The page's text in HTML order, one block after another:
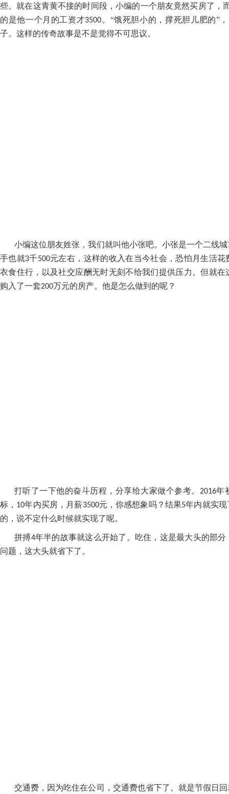
些。就在这青黄不接的时间段，小编的一个朋友竟然买房了，
的是他一个月的工资才3500。“饿死胆小的，撑死胆儿肥的”
子。这样的传奇故事是不是觉得不可思议。
小编这位朋友姓张，我们就叫他小张吧。小张是一个二线
手也就3千500元左右，这样的收入在当今社会，恐怕月生活
衣食住行，以及社交应酬无时无刻不给我们提供压力。但就
购入了一套200万元的房产。他是怎么做到的呢？
打听了一下他的奋斗历程，分享给大家做个参考。 2016年
标， 10年内买房，月薪3500元，你感想象吗？结果5年内就实
的，说不定什么时候就实现了呢。
拼搏4年半的故事就这么开始了。吃住，这是最大头的部
问题，这大头就省下了。
交通费，因为吃住在公司，交通费也省下了。就是节假日